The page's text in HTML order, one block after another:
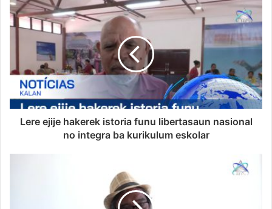
Lere ejije hakerek istoria funu libertasaun nasional
no integra ba kurikulum eskolar